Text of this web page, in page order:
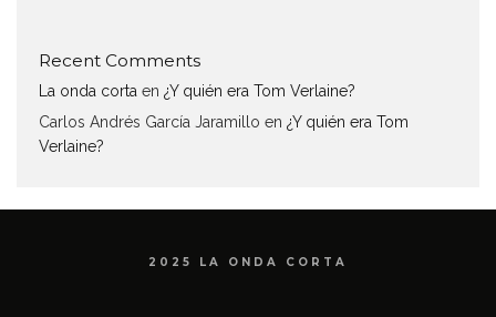
Recent Comments
La onda corta en ¿Y quién era Tom Verlaine?
Carlos Andrés García Jaramillo en ¿Y quién era Tom
Verlaine?
2025 LA ONDA CORTA